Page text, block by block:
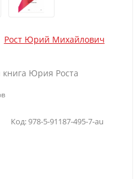
Рост Юрий Михайлович
книга Юрия Роста
Код:978-5-91187-495-7-au